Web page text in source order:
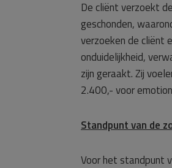
De cliënt verzoekt
geschonden,
verzoeken de cliënt
onduidelijkheid,
zijn geraakt. Zij
2.400,- voor
Standpunt van de
Voor het standpunt